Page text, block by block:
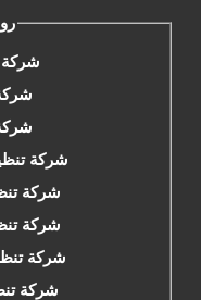
شركة
شركة
شركة
شركة
شركة
شركة